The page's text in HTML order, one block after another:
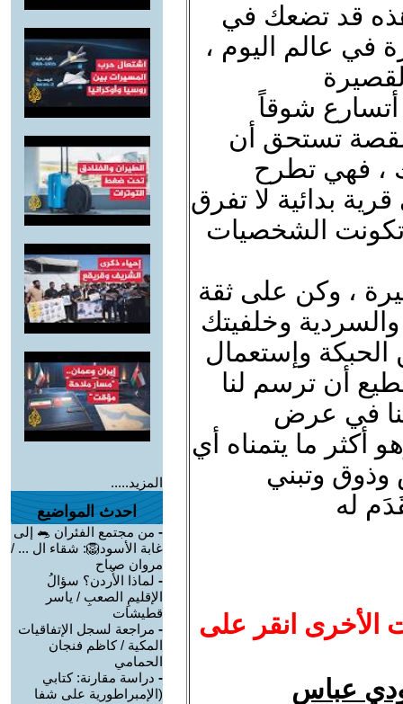
قد تضعك في
في عالم اليوم ،
شوقاً
تستحق أن
، فهي تطرح
بدائية لا تفرق
تكونت الشخصيات
، وكن على ثقة
والسردية وخلفيتك
الحبكة وإستعمال
أن ترسم لنا
في عرض
أكثر ما يتمناه أي
وتبني
له
الأخرى انقر على
عباس
المزيد.....
احدث المواضيع
- من مجتمع الفئران 🐀 إلى
غابة الأسود🦁: شقاء ال ... /
مروان صباح
- لماذا الأُردن؟ سؤالُ
الإقليمِ الصعبِ / ياسر
قطيشات
- مراجعة لسجل الإتفاقيات
المكية / كاظم فنجان
الحمامي
- دراسة مقارنة: كتابي
(الإمبراطورية على شفا